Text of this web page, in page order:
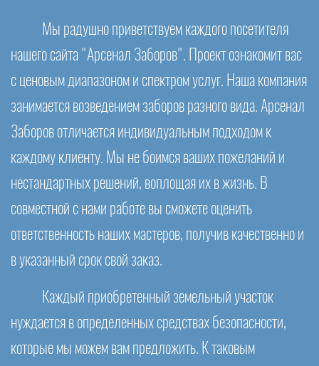
Мы радушно приветствуем каждого посетителя
нашего сайта "Арсенал Заборов". Проект ознакомит вас
с ценовым диапазоном и спектром услуг. Наша компания
занимается возведением заборов разного вида. Арсенал
Заборов отличается индивидуальным подходом к
каждому клиенту. Мы не боимся ваших пожеланий и
нестандартных решений, воплощая их в жизнь. В
совместной с нами работе вы сможете оценить
ответственность наших мастеров, получив качественно и
в указанный срок свой заказ.
Каждый приобретенный земельный участок
нуждается в определенных средствах безопасности,
которые мы можем вам предложить. К таковым